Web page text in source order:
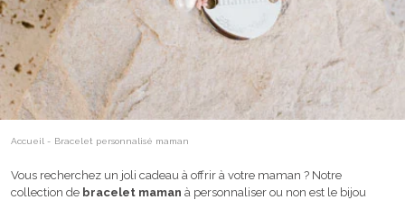
Accueil - Bracelet personnalisé maman
Vous recherchez un joli cadeau à offrir à votre maman ? Notre
collection de bracelet maman à personnaliser ou non est le bijou